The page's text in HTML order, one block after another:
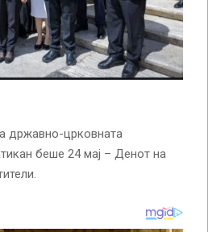
државно-црковната
беше 24 мај – Денот на